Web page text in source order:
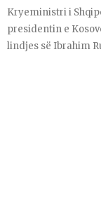
Kryeministri i
presidentin e
lindjes së Ibrahim